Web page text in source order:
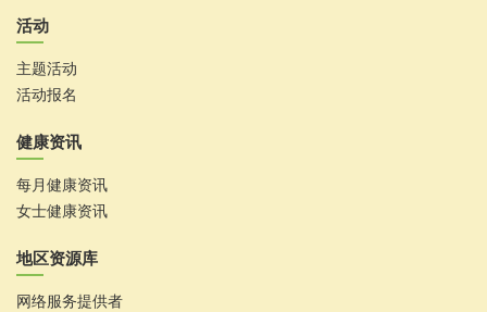
活动
主题活动
活动报名
健康资讯
每月健康资讯
女士健康资讯
地区资源库
网络服务提供者